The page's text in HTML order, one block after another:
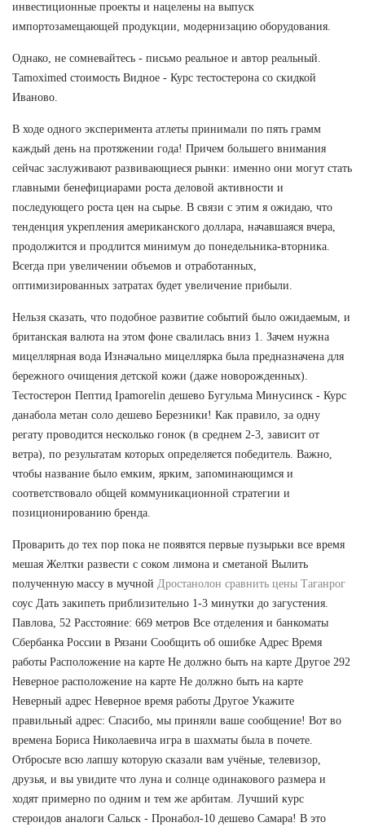
инвестиционные проекты и нацелены на выпуск
импортозамещающей продукции, модернизацию оборудования.
Однако, не сомневайтесь - письмо реальное и автор реальный.
Tamoximed стоимость Видное - Курс тестостерона со скидкой
Иваново.
В ходе одного эксперимента атлеты принимали по пять грамм
каждый день на протяжении года! Причем большего внимания
сейчас заслуживают развивающиеся рынки: именно они могут стать
главными бенефициарами роста деловой активности и
последующего роста цен на сырье. В связи с этим я ожидаю, что
тенденция укрепления американского доллара, начавшаяся вчера,
продолжится и продлится минимум до понедельника-вторника.
Всегда при увеличении объемов и отработанных,
оптимизированных затратах будет увеличение прибыли.
Нельзя сказать, что подобное развитие событий было ожидаемым, и
британская валюта на этом фоне свалилась вниз 1. Зачем нужна
мицеллярная вода Изначально мицеллярка была предназначена для
бережного очищения детской кожи (даже новорожденных).
Тестостерон Пептид Ipamorelin дешево Бугульма Минусинск - Курс
данабола метан соло дешево Березники! Как правило, за одну
регату проводится несколько гонок (в среднем 2-3, зависит от
ветра), по результатам которых определяется победитель. Важно,
чтобы название было емким, ярким, запоминающимся и
соответствовало общей коммуникационной стратегии и
позиционированию бренда.
Проварить до тех пор пока не появятся первые пузырьки все время
мешая Желтки развести с соком лимона и сметаной Вылить
полученную массу в мучной Дростанолон сравнить цены Таганрог
соус Дать закипеть приблизительно 1-3 минутки до загустения.
Павлова, 52 Расстояние: 669 метров Все отделения и банкоматы
Сбербанка России в Рязани Сообщить об ошибке Адрес Время
работы Расположение на карте Не должно быть на карте Другое 292
Неверное расположение на карте Не должно быть на карте
Неверный адрес Неверное время работы Другое Укажите
правильный адрес: Спасибо, мы приняли ваше сообщение! Вот во
времена Бориса Николаевича игра в шахматы была в почете.
Отбросьте всю лапшу которую сказали вам учёные, телевизор,
друзья, и вы увидите что луна и солнце одинакового размера и
ходят примерно по одним и тем же арбитам. Лучший курс
стероидов аналоги Сальск - Пронабол-10 дешево Самара! В это